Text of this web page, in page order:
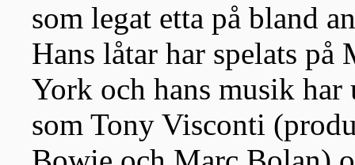
som legat etta på bland
Hans låtar har spelats på
York och hans musik har
som Tony Visconti